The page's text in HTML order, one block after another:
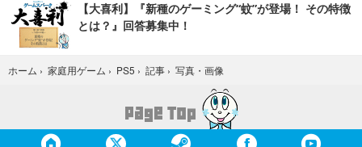
【大喜利】『新種のゲーミング“蚊”が登場！ その特徴
とは？』回答募集中！
ホーム › 家庭用ゲーム › PS5 › 記事 › 写真・画像